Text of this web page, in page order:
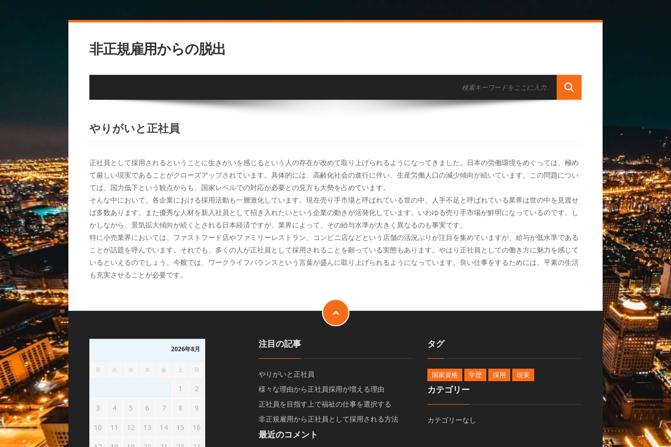
非正規雇用からの脱出
やりがいと正社員
正社員として採用されるということに生きがいを感じるという人の存在が改めて取り上げられるようになってきました。日本の労働環境をめぐっては、極め
て厳しい現実であることがクローズアップされています。具体的には、高齢化社会の進行に伴い、生産労働人口の減少傾向が続いています。この問題につい
ては、国力低下という観点からも、国家レベルでの対応が必要との見方も大勢を占めています。
そんな中において、各企業における採用活動も一層激化しています。現在売り手市場と呼ばれている世の中、人手不足と呼ばれている業界は世の中を見渡せ
ば多数あります。また優秀な人材を新入社員として招き入れたいという企業の動きが活発化しています。いわゆる売り手市場が鮮明になっているのです。し
かしながら、景気拡大傾向が続くとされる日本経済ですが、業界によって、その給与水準が大きく異なるのも事実です。
特に小売業界においては、ファストフード店やファミリーレストラン、コンビニ店などという店舗の活況ぶりが注目を集めていますが、給与が低水準である
ことが話題を呼んでいます。それでも、多くの人が正社員として採用されることを願っている実態もあります。やはり正社員としての働き方に魅力を感じて
いるといえるのでしょう。今般では、ワークライフバランスという言葉が盛んに取り上げられるようになっています。良い仕事をするためには、平素の生活
も充実させることが必要です。
2026年8月
月 火 水 木 金 土 日
1 2
3 4 5 6 7 8 9
10 11 12 13 14 15 16
注目の記事
やりがいと正社員
様々な理由から正社員採用が増える理由
正社員を目指す上で福祉の仕事を選択する
非正規雇用から正社員として採用される方法
タグ
国家資格 学歴 採用 現実
カテゴリー
カテゴリーなし
最近のコメント